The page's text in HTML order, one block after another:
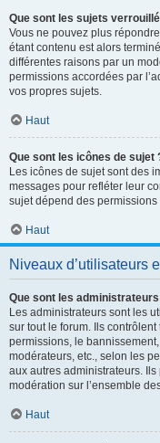
Que sont les sujets
Vous ne pouvez plus
étant contenu est alors
différentes raisons par un
permissions accordées par
vos propres sujets.
Haut
Que sont les icônes de sujet
Les icônes de sujet sont des
messages pour refléter leur
sujet dépend des permissions
Haut
Niveaux d’utilisateurs
Que sont les
Les administrateurs sont les
sur tout le forum. Ils
permissions, le
modérateurs, etc., selon les
aux autres administrateurs.
modération sur l’ensemble
Haut